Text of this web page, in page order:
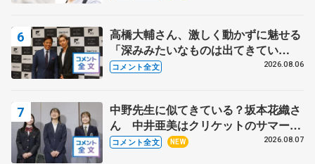
高橋大輔さん、激しく動かずに魅せる
「深みみたいなものは出てきてい
る？」 〝兄さん〟と慕うレジェンド
コメント全文 2026.08.06
中野先生に似てきている？坂本花織さ
ん 中井亜美はクリケットのサマーキ
ャンプに 島田麻央はたくさん試合に
コメント全文 NEW 2026.08.07